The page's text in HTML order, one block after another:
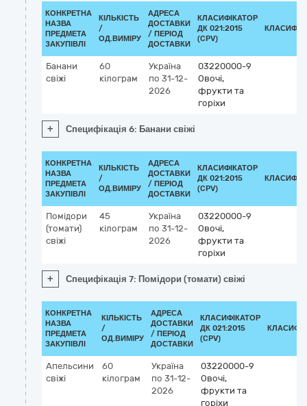
КОНКРЕТНА
НАЗВА
ПРЕДМЕТА
ЗАКУПІВЛІ
КІЛЬКІСТЬ
/
ОД.ВИМІРУ
АДРЕСА
ДОСТАВКИ
/ ПЕРІОД
ДОСТАВКИ
КЛАСИФІКАТОР
ДК 021:2015
(CPV)
Банани
свіжі
60
кілограм
Україна
по 31-12-
2026
03220000-9
Овочі,
фрукти та
горіхи
+ Специфікація 6: Банани свіжі
КОНКРЕТНА
НАЗВА
ПРЕДМЕТА
ЗАКУПІВЛІ
КІЛЬКІСТЬ
/
ОД.ВИМІРУ
АДРЕСА
ДОСТАВКИ
/ ПЕРІОД
ДОСТАВКИ
КЛАСИФІКАТОР
ДК 021:2015
(CPV)
Помідори
(томати)
свіжі
45
кілограм
Україна
по 31-12-
2026
03220000-9
Овочі,
фрукти та
горіхи
+ Специфікація 7: Помідори (томати) свіжі
КОНКРЕТНА
НАЗВА
ПРЕДМЕТА
ЗАКУПІВЛІ
КІЛЬКІСТЬ
/
ОД.ВИМІРУ
АДРЕСА
ДОСТАВКИ
/ ПЕРІОД
ДОСТАВКИ
КЛАСИФІКАТОР
ДК 021:2015
(CPV)
Апельсини
свіжі
60
кілограм
Україна
по 31-12-
2026
03220000-9
Овочі,
фрукти та
горіхи